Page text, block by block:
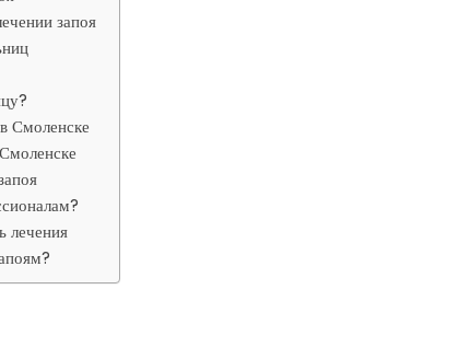
запоя
Смоленске
лечения